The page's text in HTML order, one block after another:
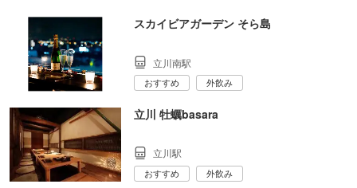
スカイビアガーデン そら島
立川南駅
おすすめ 外飲み
立川 牡蠣basara
立川駅
おすすめ 外飲み